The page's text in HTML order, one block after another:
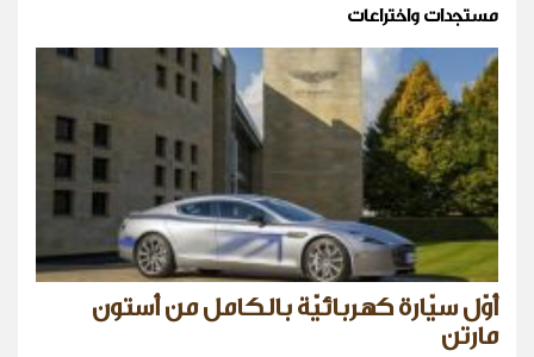
مستجدات واختراعات
أوّل سيّارة كهربائيّة بالكامل من أستون
مارتن